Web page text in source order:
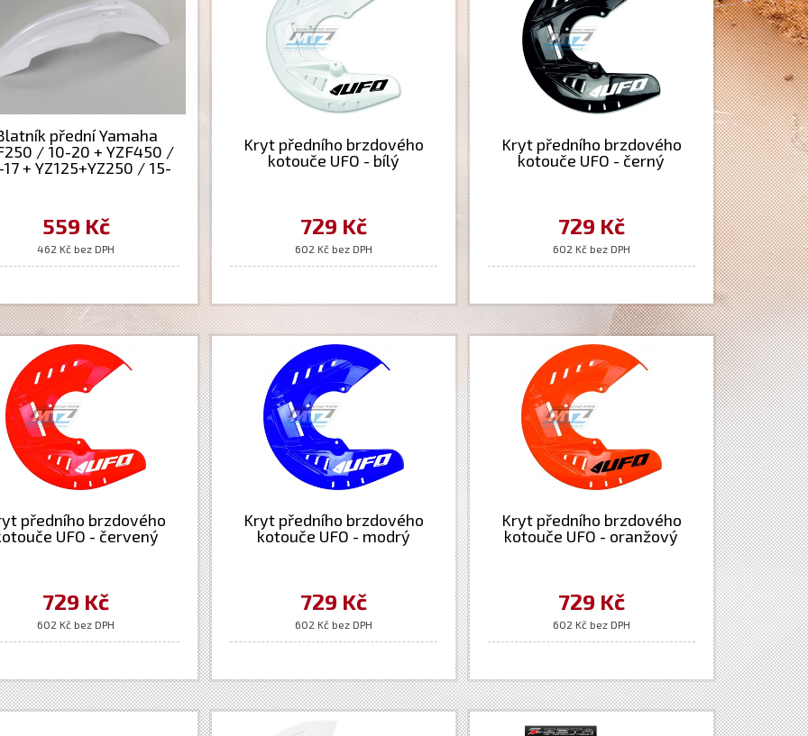
přední Yamaha
/ 10-20 + YZF450 /
+ YZ125+YZ250 / 15-
559 Kč
462 Kč bez DPH
Kryt předního brzdového
kotouče UFO - bílý
729 Kč
602 Kč bez DPH
Kryt předního brzdového
kotouče UFO - černý
729 Kč
602 Kč bez DPH
předního brzdového
UFO - červený
729 Kč
602 Kč bez DPH
Kryt předního brzdového
kotouče UFO - modrý
729 Kč
602 Kč bez DPH
Kryt předního brzdového
kotouče UFO - oranžový
729 Kč
602 Kč bez DPH